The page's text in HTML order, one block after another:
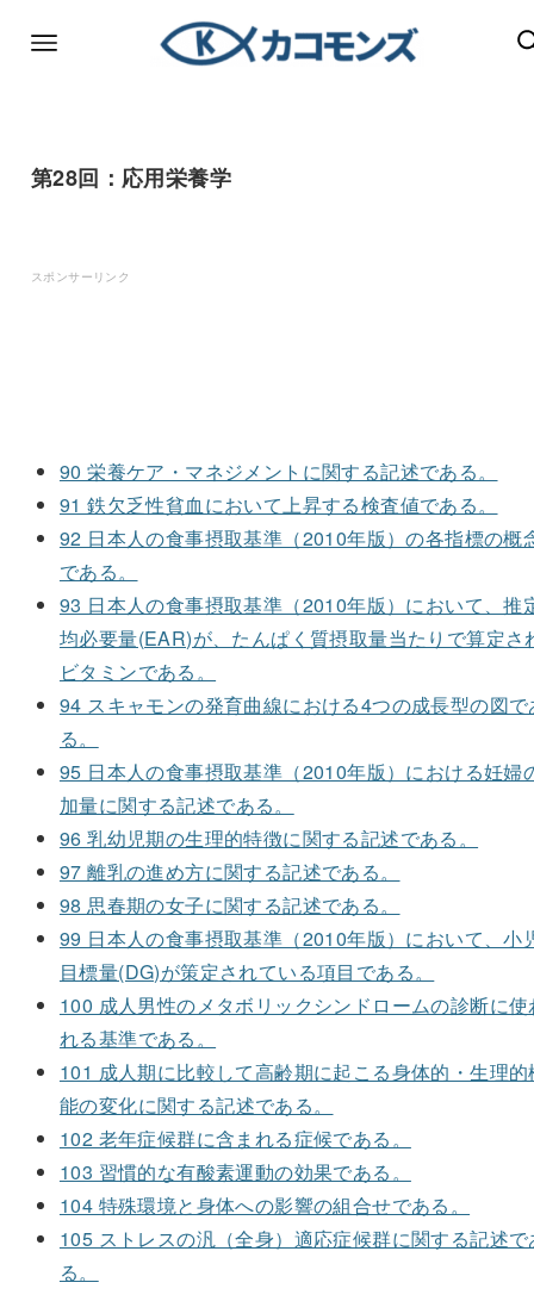
第28回：応用栄養学
スポンサーリンク
90 栄養ケア・マネジメントに関する記述である。
91 鉄欠乏性貧血において上昇する検査値である。
92 日本人の食事摂取基準（2010年版）の各指標の概
である。
93 日本人の食事摂取基準（2010年版）において、推
均必要量(EAR)が、たんぱく質摂取量当たりで算定さ
ビタミンである。
94 スキャモンの発育曲線における4つの成長型の図で
る。
95 日本人の食事摂取基準（2010年版）における妊婦
加量に関する記述である。
96 乳幼児期の生理的特徴に関する記述である。
97 離乳の進め方に関する記述である。
98 思春期の女子に関する記述である。
99 日本人の食事摂取基準（2010年版）において、小
目標量(DG)が策定されている項目である。
100 成人男性のメタボリックシンドロームの診断に使
れる基準である。
101 成人期に比較して高齢期に起こる身体的・生理的
能の変化に関する記述である。
102 老年症候群に含まれる症候である。
103 習慣的な有酸素運動の効果である。
104 特殊環境と身体への影響の組合せである。
105 ストレスの汎（全身）適応症候群に関する記述で
る。